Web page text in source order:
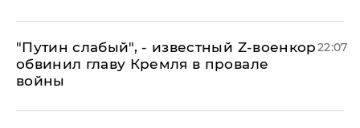
​"Путин слабый", - известный Z-военкор
обвинил главу Кремля в провале
войны
22:07